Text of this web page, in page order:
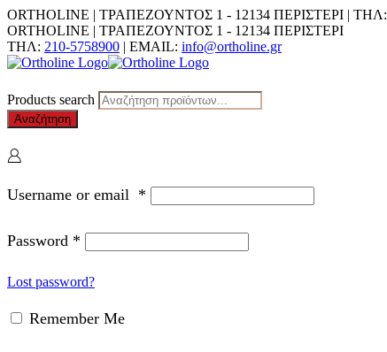
ORTHOLINE | ΤΡΑΠΕΖΟΥΝΤΟΣ 1 - 12134 ΠΕΡΙΣΤΕΡΙ | ΤΗΛ:
ORTHOLINE | ΤΡΑΠΕΖΟΥΝΤΟΣ 1 - 12134 ΠΕΡΙΣΤΕΡΙ
ΤΗΛ: 210-5758900 | EMAIL: info@ortholine.gr
Products search
Αναζήτηση
Username or email *
Password *
Lost password?
Remember Me